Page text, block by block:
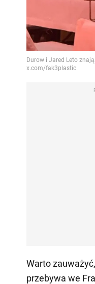
Warto
przebywa we